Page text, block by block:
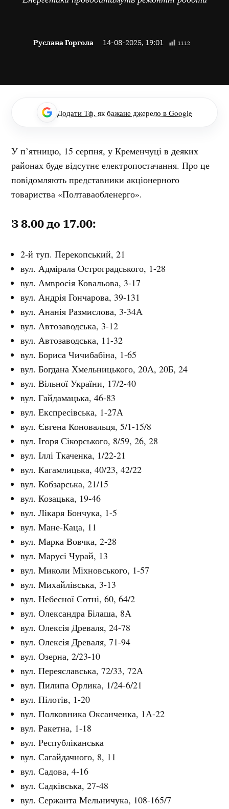
Руслана Горгола 14-08-2025, 19:01 1112
Додати Тф, як бажане джерело в Google
У п’ятницю, 15 серпня, у Кременчуці в деяких
районах буде відсутнє електропостачання. Про це
повідомляють представники акціонерного
товариства «Полтаваобленерго».
З 8.00 до 17.00:
2-й туп. Перекопський, 21
вул. Адмірала Остроградського, 1-28
вул. Амвросія Ковальова, 3-17
вул. Андрія Гончарова, 39-131
вул. Ананія Размислова, 3-34А
вул. Автозаводська, 3-12
вул. Автозаводська, 11-32
вул. Бориса Чичибабіна, 1-65
вул. Богдана Хмельницького, 20А, 20Б, 24
вул. Вільної України, 17/2-40
вул. Гайдамацька, 46-83
вул. Експресівська, 1-27А
вул. Євгена Коновальця, 5/1-15/8
вул. Ігоря Сікорського, 8/59, 26, 28
вул. Іллі Ткаченка, 1/22-21
вул. Кагамлицька, 40/23, 42/22
вул. Кобзарська, 21/15
вул. Козацька, 19-46
вул. Лікаря Бончука, 1-5
вул. Мане-Каца, 11
вул. Марка Вовчка, 2-28
вул. Марусі Чурай, 13
вул. Миколи Міхновського, 1-57
вул. Михайлівська, 3-13
вул. Небесної Сотні, 60, 64/2
вул. Олександра Білаша, 8А
вул. Олексія Древаля, 24-78
вул. Олексія Древаля, 71-94
вул. Озерна, 2/23-10
вул. Переяславська, 72/33, 72А
вул. Пилипа Орлика, 1/24-6/21
вул. Пілотів, 1-20
вул. Полковника Оксанченка, 1А-22
вул. Ракетна, 1-18
вул. Республіканська
вул. Сагайдачного, 8, 11
вул. Садова, 4-16
вул. Садківська, 27-48
вул. Сержанта Мельничука, 108-165/7